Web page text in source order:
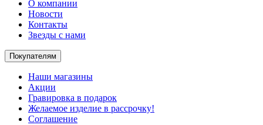
О компании
Новости
Контакты
Звезды с нами
Покупателям
Наши магазины
Акции
Гравировка в подарок
Желаемое изделие в рассрочку!
Соглашение